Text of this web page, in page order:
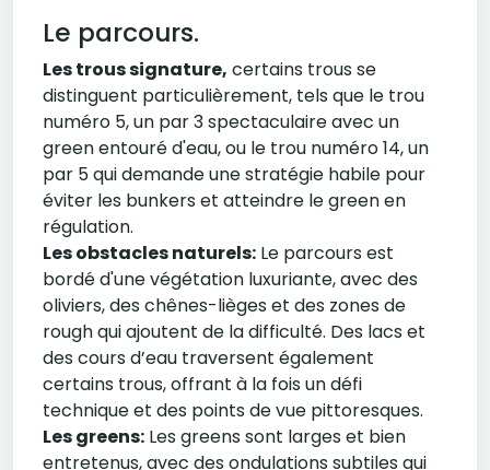
Le parcours.
Les trous signature, certains trous se
distinguent particulièrement, tels que le trou
numéro 5, un par 3 spectaculaire avec un
green entouré d'eau, ou le trou numéro 14, un
par 5 qui demande une stratégie habile pour
éviter les bunkers et atteindre le green en
régulation.
Les obstacles naturels: Le parcours est
bordé d'une végétation luxuriante, avec des
oliviers, des chênes-lièges et des zones de
rough qui ajoutent de la difficulté. Des lacs et
des cours d’eau traversent également
certains trous, offrant à la fois un défi
technique et des points de vue pittoresques.
Les greens: Les greens sont larges et bien
entretenus, avec des ondulations subtiles qui